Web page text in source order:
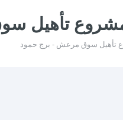
مشروع تأهيل
تأهيل سوق مرعش - برج حمود